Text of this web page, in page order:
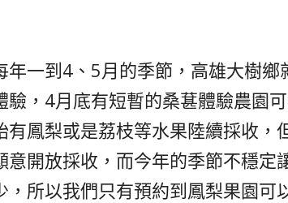
年一到4、5月的季節，高雄大樹鄉
驗，4月底有短暫的桑葚體驗農園
有鳳梨或是荔枝等水果陸續採收，
意開放採收，而今年的季節不穩定
，所以我們只有預約到鳳梨果園可